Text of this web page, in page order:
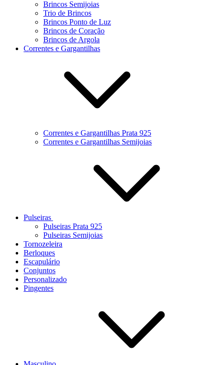
Brincos Semijoias
Trio de Brincos
Brincos Ponto de Luz
Brincos de Coração
Brincos de Argola
Correntes e Gargantilhas
Correntes e Gargantilhas Prata 925
Correntes e Gargantilhas Semijoias
Pulseiras
Pulseiras Prata 925
Pulseiras Semijoias
Tornozeleira
Berloques
Escapulário
Conjuntos
Personalizado
Pingentes